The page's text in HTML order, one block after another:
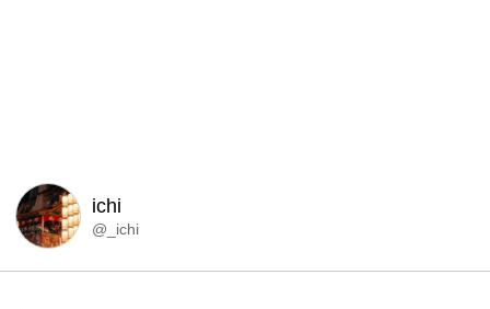
ichi
@_ichi